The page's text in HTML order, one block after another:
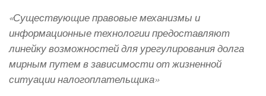
«Существующие правовые механизмы и
информационные технологии предоставляют
линейку возможностей для урегулирования долга
мирным путем в зависимости от жизненной
ситуации налогоплательщика»